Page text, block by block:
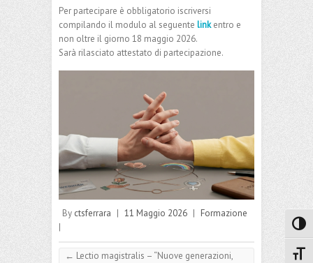
Per partecipare è obbligatorio iscriversi
compilando il modulo al seguente linkentro e
non oltre il giorno 18 maggio 2026.
Sarà rilasciato attestato di partecipazione.
By ctsferrara 11 Maggio 2026
Formazione
← Lectio magistralis – “Nuove generazioni,